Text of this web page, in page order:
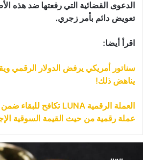
الدعوى القضائية التي رفعتها ضد هذه
تعويض دائم بأمر زجري.
اقرأ أيضا:
سناتور أمريكي يرفض الدولار الرقمي
يناهض ذلك!
عملة رقمية من حيث القيمة السوقية
“Bitwise”